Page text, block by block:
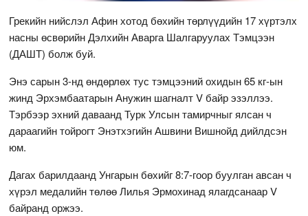
Грекийн нийслэл Афин хотод бөхийн төрлүүдийн 17 хүртэлх
насны өсвөрийн Дэлхийн Аварга Шалгаруулах Тэмцээн
(ДАШТ) болж буй.
Энэ сарын 3-нд өндөрлөх тус тэмцээний охидын 65 кг-ын
жинд Эрхэмбаатарын Анужин шагналт V байр эзэллээ.
Тэрбээр эхний даваанд Турк Улсын тамирчныг ялсан ч
дараагийн тойрогт Энэтхэгийн Ашвини Вишнойд дийлдсэн
юм.
Дагах барилдаанд Унгарын бөхийг 8:7-гоор буулган авсан ч
хүрэл медалийн төлөө Лилья Эрмохинад ялагдсанаар V
байранд оржээ.